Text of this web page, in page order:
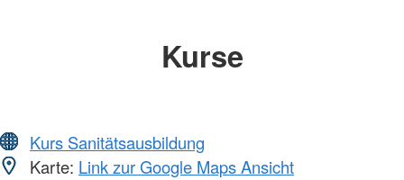
Kurse
Kurs Sanitätsausbildung
Karte: Link zur Google Maps Ansicht